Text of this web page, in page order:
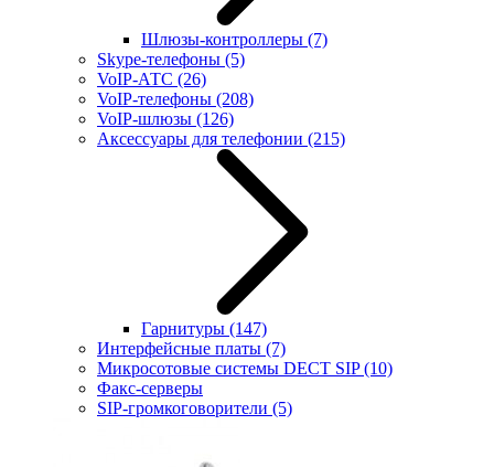
Шлюзы-контроллеры (7)
Skype-телефоны (5)
VoIP-АТС (26)
VoIP-телефоны (208)
VoIP-шлюзы (126)
Аксессуары для телефонии (215)
Гарнитуры (147)
Интерфейсные платы (7)
Микросотовые системы DECT SIP(10)
Факс-серверы
SIP-громкоговорители (5)